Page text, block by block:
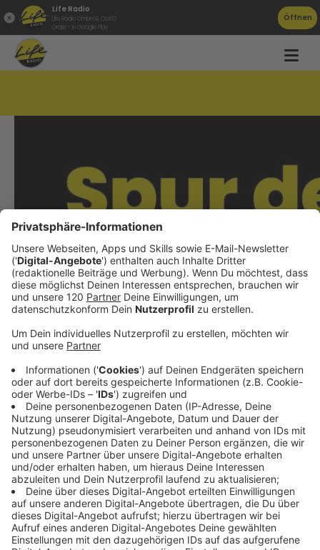
Life Radio
Life Radio GmbH & Co.KG
Gratis - in Google Play
Öffnen